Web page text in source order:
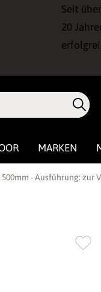
Seit über
20
MARKEN
- Ausführung: zur